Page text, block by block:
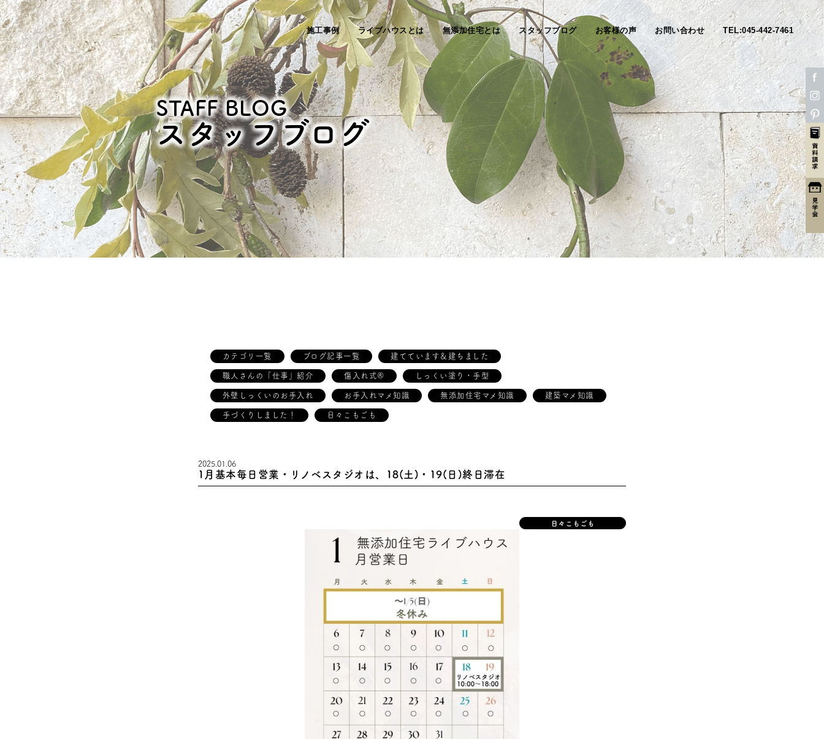
施工事例 ライブハウスとは 無添加住宅とは スタッフブログ お客様の声 お問い合わせ TEL:045-442-7461
STAFF BLOG
スタッフブログ
カテゴリ一覧 ブログ記事一覧 建てています＆建ちました
職人さんの「仕事」紹介 傷入れ式® しっくい塗り・手型
外壁しっくいのお手入れ お手入れマメ知識 無添加住宅マメ知識 建築マメ知識
手づくりしました！ 日々こもごも
2025.01.06
1月基本毎日営業・リノベスタジオは、18(土)・19(日)終日滞在